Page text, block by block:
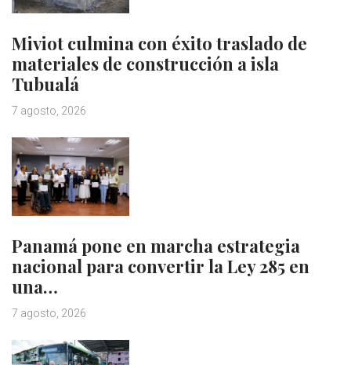
Miviot culmina con éxito traslado de
materiales de construcción a isla
Tubualá
7 agosto, 2026
Panamá pone en marcha estrategia
nacional para convertir la Ley 285 en
una…
7 agosto, 2026